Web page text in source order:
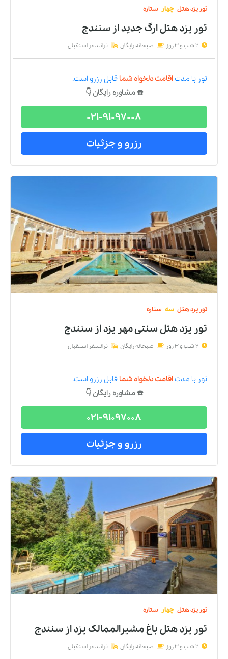
تور یزدهتل چهار ستاره
تور یزد هتل ارگ جدیداز سنندج
2 شب و 3 روز صبحانه رایگان ترانسفر استقبال
تور با مدتاقامت دلخواه شما قابل رزرو است.
☎️ مشاوره رایگان 👇
021-91097008
رزرو و جزئیات
تور یزدهتل سه ستاره
تور یزد هتل سنتی مهر يزداز سنندج
2 شب و 3 روز صبحانه رایگان ترانسفر استقبال
تور با مدتاقامت دلخواه شما قابل رزرو است.
☎️ مشاوره رایگان 👇
021-91097008
رزرو و جزئیات
تور یزدهتل چهار ستاره
تور یزد هتل باغ مشیرالممالک يزداز سنندج
2 شب و 3 روز صبحانه رایگان ترانسفر استقبال